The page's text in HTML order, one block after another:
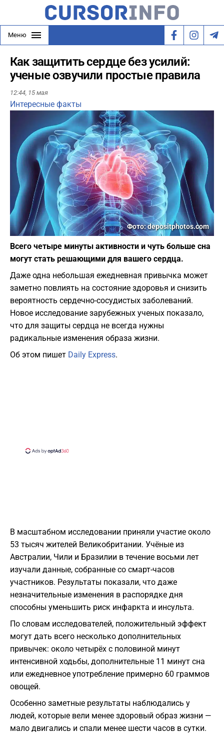
Меню
Как защитить сердце без усилий:
ученые озвучили простые правила
12:44, 15 мая
Интересные факты
Фото: depositphotos.com
Всего четыре минуты активности и чуть больше сна
могут стать решающими для вашего сердца.
Даже одна небольшая ежедневная привычка может
заметно повлиять на состояние здоровья и снизить
вероятность сердечно-сосудистых заболеваний.
Новое исследование зарубежных ученых показало,
что для защиты сердца не всегда нужны
радикальные изменения образа жизни.
Об этом пишет Daily Express.
В масштабном исследовании приняли участие около
53 тысяч жителей Великобритании. Учёные из
Австралии, Чили и Бразилии в течение восьми лет
изучали данные, собранные со смарт-часов
участников. Результаты показали, что даже
незначительные изменения в распорядке дня
способны уменьшить риск инфаркта и инсульта.
По словам исследователей, положительный эффект
могут дать всего несколько дополнительных
привычек: около четырёх с половиной минут
интенсивной ходьбы, дополнительные 11 минут сна
или ежедневное употребление примерно 60 граммов
овощей.
Особенно заметные результаты наблюдались у
людей, которые вели менее здоровый образ жизни —
мало двигались и спали менее шести часов в сутки.